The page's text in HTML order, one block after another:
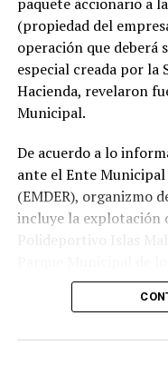
(propiedad del
operación que deberá
especial creada por la
Hacienda, revelaron
Municipal.
De acuerdo a lo
ante el Ente
(EMDER), organizmo
incluye la explotación
Polideportivo Islas
A tal efecto, el
Comisión ad hoc que